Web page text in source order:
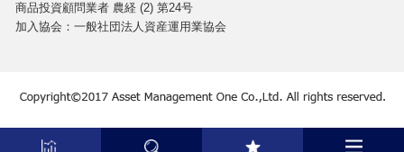
商品投資顧問業者 農経 (2) 第24号
加入協会：一般社団法人資産運用業協会